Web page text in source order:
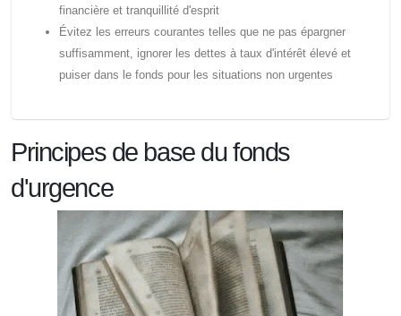
financière et tranquillité d'esprit
Évitez les erreurs courantes telles que ne pas épargner
suffisamment, ignorer les dettes à taux d'intérêt élevé et
puiser dans le fonds pour les situations non urgentes
Principes de base du fonds
d'urgence